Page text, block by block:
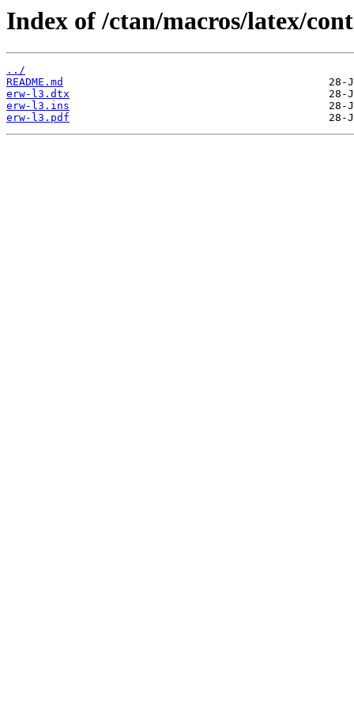
Index of /ctan/macros/latex/
../
README.md
erw-l3.dtx
erw-l3.ins
erw-l3.pdf